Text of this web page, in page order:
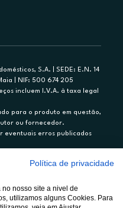
S.A. | SEDE: E.N. 14
| NIF: 500 674 205
incluem I.V.A. à taxa legal
para o produto em questão,
ou fornecedor.
eventuais erros publicados
em 12 meses, TAN
BNP Paribas Personal
Política de privacidade
nosso site a nivel de
utilizamos alguns Cookies. Para